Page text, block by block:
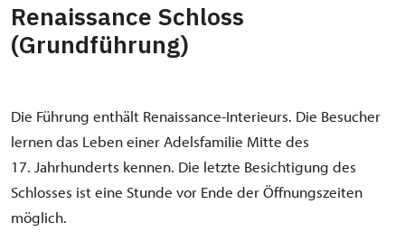
Renaissance Schloss
(Grundführung)
Die Führung enthält Renaissance-Interieurs. Die Besucher
lernen das Leben einer Adelsfamilie Mitte des
17. Jahrhunderts kennen. Die letzte Besichtigung des
Schlosses ist eine Stunde vor Ende der Öffnungszeiten
möglich.